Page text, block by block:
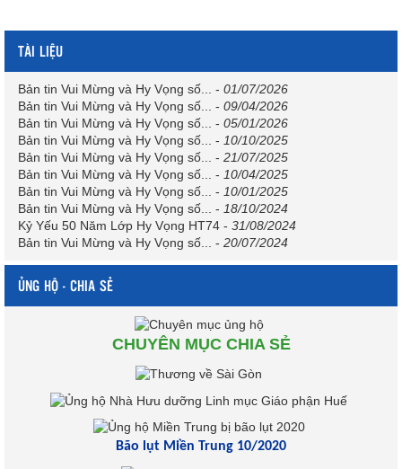
TÀI LIỆU
Bản tin Vui Mừng và Hy Vọng số... - 01/07/2026
Bản tin Vui Mừng và Hy Vọng số... - 09/04/2026
Bản tin Vui Mừng và Hy Vọng số... - 05/01/2026
Bản tin Vui Mừng và Hy Vọng số... - 10/10/2025
Bản tin Vui Mừng và Hy Vọng số... - 21/07/2025
Bản tin Vui Mừng và Hy Vọng số... - 10/04/2025
Bản tin Vui Mừng và Hy Vọng số... - 10/01/2025
Bản tin Vui Mừng và Hy Vọng số... - 18/10/2024
Kỷ Yếu 50 Năm Lớp Hy Vọng HT74 - 31/08/2024
Bản tin Vui Mừng và Hy Vọng số... - 20/07/2024
ỦNG HỘ - CHIA SẺ
CHUYÊN MỤC CHIA SẺ
Bão lụt Miền Trung 10/2020